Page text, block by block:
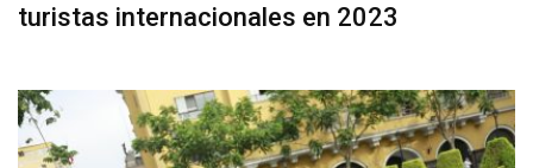
turistas internacionales en 2023